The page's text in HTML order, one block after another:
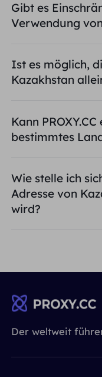
Gibt es
Verwendung
Ist es möglich,
Kazakhstan
Kann
bestimmtes
Wie stelle ich
Adresse von
wird?
Der weltweit